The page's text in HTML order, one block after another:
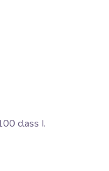
class I.